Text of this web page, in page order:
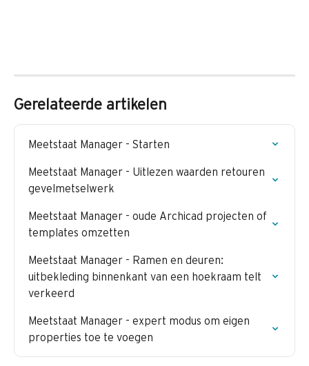
Gerelateerde artikelen
Meetstaat Manager - Starten
Meetstaat Manager - Uitlezen waarden retouren
gevelmetselwerk
Meetstaat Manager - oude Archicad projecten of
templates omzetten
Meetstaat Manager - Ramen en deuren:
uitbekleding binnenkant van een hoekraam telt
verkeerd
Meetstaat Manager - expert modus om eigen
properties toe te voegen